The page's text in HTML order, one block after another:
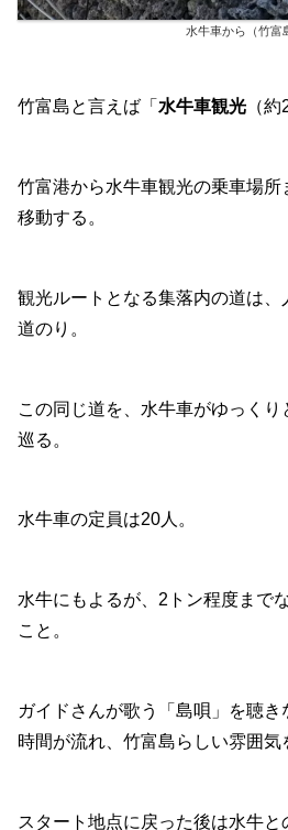
水牛車から（竹富
竹富島と言えば「 水牛車観光 （
竹富港から水牛車観光の乗車場
移動する。
観光ルートとなる集落内の道は
道のり。
この同じ道を、水牛車がゆっく
巡る。
水牛車の定員は20人。
水牛にもよるが、2トン程度まで
こと。
ガイドさんが歌う「島唄」を聴
時間が流れ、竹富島らしい雰囲気
スタート地点に戻った後は水牛